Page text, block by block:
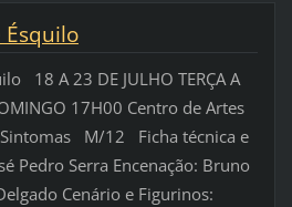
Ésquilo
18 A 23 DE JULHO TERÇA A
17H00 Centro de Artes
M/12 Ficha técnica e
Pedro Serra Encenação: Bruno
Cenário e Figurinos: